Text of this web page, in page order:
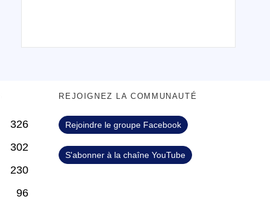
326
302
230
96
REJOIGNEZ LA COMMUNAUTÉ
Rejoindre le groupe Facebook
S'abonner à la chaîne YouTube